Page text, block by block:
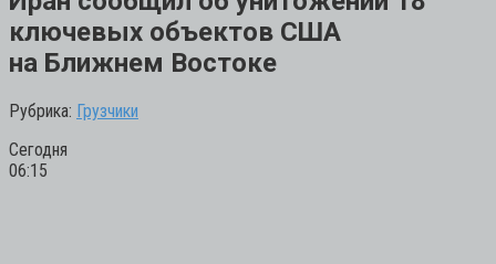
ключевых объектов США
на Ближнем Востоке
Рубрика: Грузчики
Сегодня
06:15